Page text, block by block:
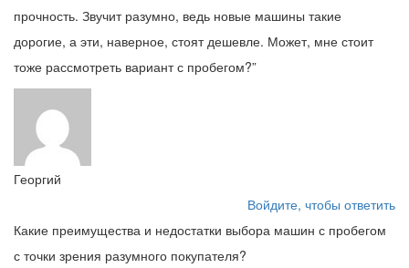
прочность. Звучит разумно, ведь новые машины такие
дорогие, а эти, наверное, стоят дешевле. Может, мне стоит
тоже рассмотреть вариант с пробегом?”
Георгий
Войдите, чтобы ответить
Какие преимущества и недостатки выбора машин с пробегом
с точки зрения разумного покупателя?